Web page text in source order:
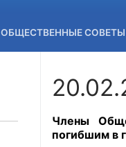
ОБЩЕСТВЕННЫЕ СОВЕТЫ
+7 (3842) 58-82-40
Члены
погибшим в